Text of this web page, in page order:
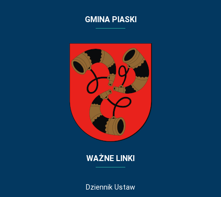
GMINA PIASKI
WAŻNE LINKI
Dziennik Ustaw